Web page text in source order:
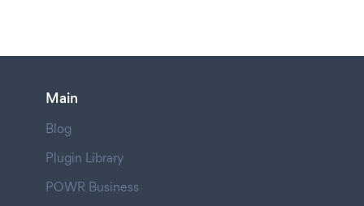
Main
Blog
Plugin Library
POWR Business